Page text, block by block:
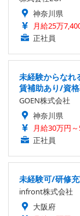
神奈川県
月給25万
正社員
未経験からなれ
賃補助あり/資
GOEN株式会社
神奈川県
月給30万円
正社員
未経験可/研修
infront株式会社
大阪府